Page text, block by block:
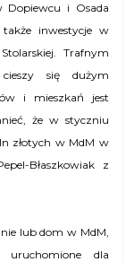
Dopiewcu i Osada
inwestycje w
Trafnym
się dużym
i mieszkań jest
że w styczniu
złotych w MdM w
Błaszkowiak z
lub dom w MdM,
uruchomione dla